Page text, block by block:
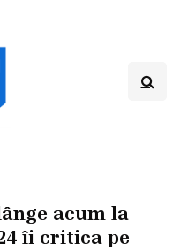
acum la
îi critica pe